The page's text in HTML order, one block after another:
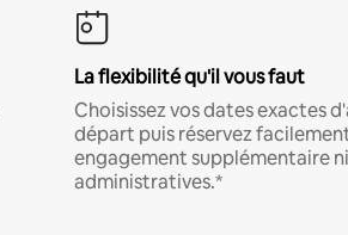
La flexibilité qu'il vous faut
Choisissez vos dates exactes
départ puis réservez
engagement supplémentaire
administratives.*